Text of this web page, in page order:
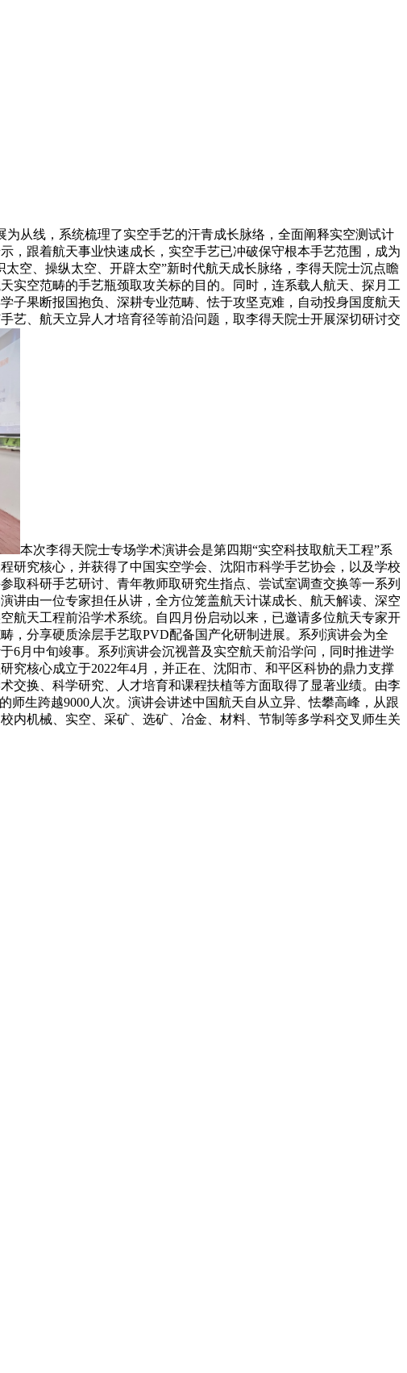
为从线，系统梳理了实空手艺的汗青成长脉络，全面阐释实空测试计
，跟着航天事业快速成长，实空手艺已冲破保守根本手艺范围，成为
空、操纵太空、开辟太空”新时代航天成长脉络，李得天院士沉点瞻
实空范畴的手艺瓶颈取攻关标的目的。同时，连系载人航天、探月工
子果断报国抱负、深耕专业范畴、怯于攻坚克难，自动投身国度航天
艺、航天立异人才培育径等前沿问题，取李得天院士开展深切研讨交
本次李得天院士专场学术演讲会是第四期“实空科技取航天工程”系
研究核心，并获得了中国实空学会、沈阳市科学手艺协会，以及学校
取科研手艺研讨、青年教师取研究生指点、尝试室调查交换等一系列
讲由一位专家担任从讲，全方位笼盖航天计谋成长、航天解读、深空
航天工程前沿学术系统。自四月份启动以来，已邀请多位航天专家开
，分享硬质涂层手艺取PVD配备国产化研制进展。系列演讲会为全
6月中旬竣事。系列演讲会沉视普及实空航天前沿学问，同时推进学
核心成立于2022年4月，并正在、沈阳市、和平区科协的鼎力支撑
交换、科学研究、人才培育和课程扶植等方面取得了显著业绩。由李
生跨越9000人次。演讲会讲述中国航天自从立异、怯攀高峰，从跟
内机械、实空、采矿、选矿、冶金、材料、节制等多学科交叉师生关